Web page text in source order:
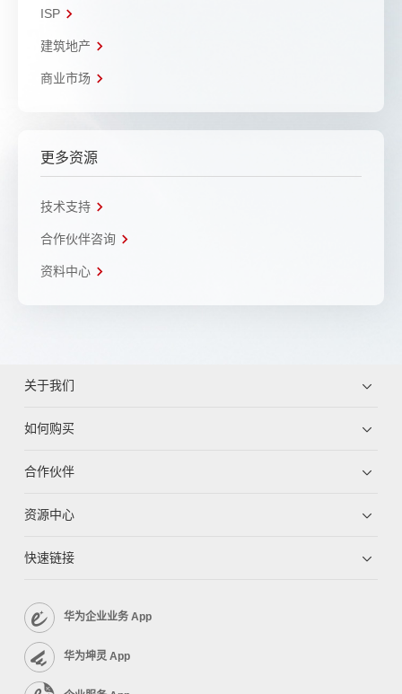
ISP
建筑地产
商业市场
更多资源
技术支持
合作伙伴咨询
资料中心
关于我们
如何购买
合作伙伴
资源中心
快速链接
华为企业业务 App
华为坤灵 App